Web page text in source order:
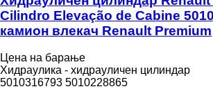
Cilindro Elevação de Cabine
камион влекач Renault Premium
Цена на барање
Хидраулика - хидрауличен цилиндар
5010316793 5010228865